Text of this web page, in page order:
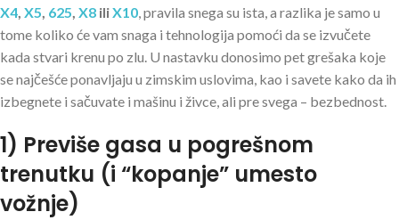
X4, X5, 625, X8 iliX10, pravila snega su ista, a razlika je samo u
tome koliko će vam snaga i tehnologija pomoći da se izvučete
kada stvari krenu po zlu. U nastavku donosimo pet grešaka koje
se najčešće ponavljaju u zimskim uslovima, kao i savete kako da ih
izbegnete i sačuvate i mašinu i živce, ali pre svega – bezbednost.
1) Previše gasa u pogrešnom
trenutku (i “kopanje” umesto
vožnje)